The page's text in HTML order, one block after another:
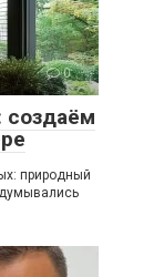
0
создаём
природный